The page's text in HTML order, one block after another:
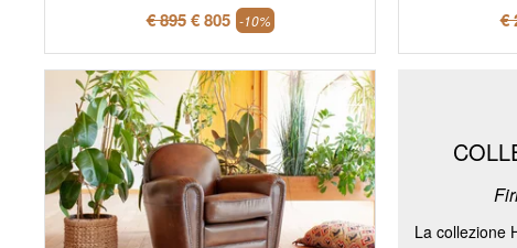
€ 895€ 805 -10%
€
La collezione